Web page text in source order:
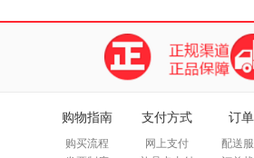
购物指南
购买流程
支付方式
网上支付
订
配送